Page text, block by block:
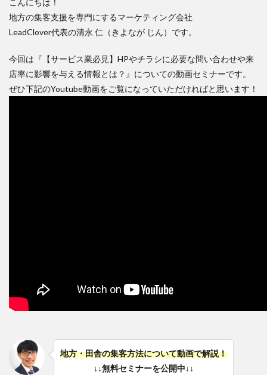
こんにちは！
地方の集客支援を専門にするマーケティング会社
LeadClover代表の清永 仁（きよなが じん）です。
今回は『【サービス業必見】HPやチラシに必要な問い合わせや来
店率に影響を与える情報とは？』についての動画セミナーです。
ぜひ下記のYoutube動画をご覧になっていただければと思います！
地方・田舎の集客方法について動画で解説！
↓↓無料セミナーを公開中↓↓